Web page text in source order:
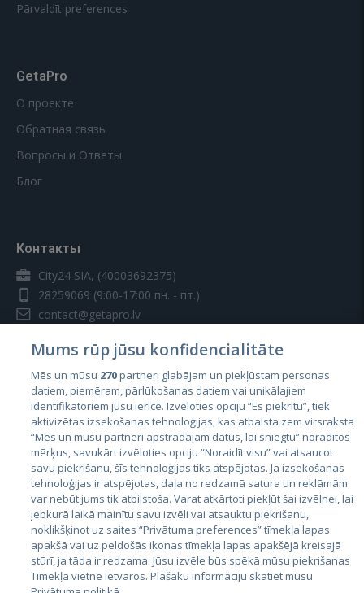
Pārvaldīt preferences
GetaPro
О проекте
Обратная связь
Вопросы и Ответы
Блог
Контакты
City24 SIA, (40003692375)
28259069 (9:00-17:00 пн. - пт.)
contact@getapro.lv
Страны
Эстония
Латвия
Литва
Mums rūp jūsu konfidencialitāte
Mēs un mūsu 270partneri glabājam un piekļūstam personas
datiem, piemēram, pārlūkošanas datiem vai unikālajiem
identifikatoriem jūsu ierīcē. Izvēloties opciju “Es piekrītu”, tiek
aktivizētas izsekošanas tehnoloģijas, kas atbalsta zem virsraksta
“Mēs un mūsu partneri apstrādājam datus, lai sniegtu” norādītos
mērķus, savukārt izvēloties opciju “Noraidīt visu” vai atsaucot
savu piekrišanu, šīs tehnoloģijas tiks atspējotas. Ja izsekošanas
tehnoloģijas ir atspējotas, daļa no redzamā satura un reklāmām
var nebūt jums tik atbilstoša. Varat atkārtoti piekļūt šai izvēlnei, lai
jebkurā laikā mainītu savu izvēli vai atsauktu piekrišanu,
noklikšķinot uz saites “Privātuma preferences” tīmekļa lapas
apakšā vai uz peldošās ikonas tīmekļa lapas apakšējā kreisajā
stūrī, ja tāda ir redzama. Jūsu izvēle būs spēkā mūsu piekrišanas
Tīmekļa vietne ietvaros. Plašāku informāciju skatiet mūsu